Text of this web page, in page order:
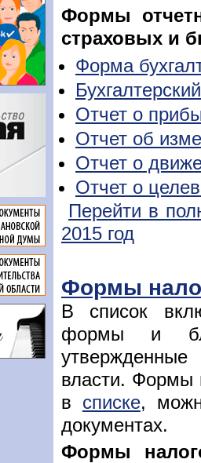
Формы
страховых и
Форма
Отчет о
Отчет об
Отчет о
Отчет о
Перейти в
2015 год
Формы
В список
формы и
власти. Формы
в списке,
документах.
Формы